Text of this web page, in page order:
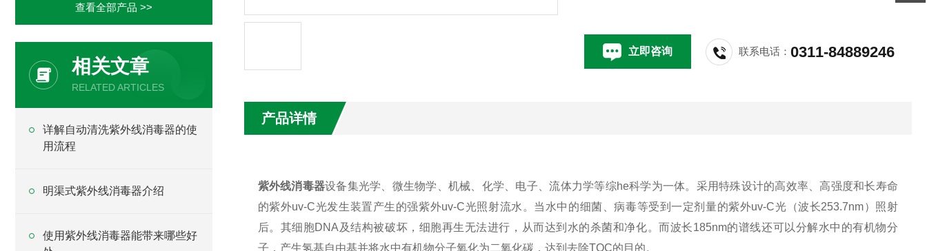
查看全部产品 >>
相关文章
RELATED ARTICLES
详解自动清洗紫外线消毒器的使
用流程
明渠式紫外线消毒器介绍
使用紫外线消毒器能带来哪些好
立即咨询 联系电话：0311-84889246
产品详情
紫外线消毒器设备集光学、微生物学、机械、化学、电子、流体力学等综he科学为一体。采用特殊设计的高效率、高强度和长寿命
的紫外uv-C光发生装置产生的强紫外uv-C光照射流水。当水中的细菌、病毒等受到一定剂量的紫外uv-C光（波长253.7nm）照射
后。其细胞DNA 及结构被破坏，细胞再生无法进行，从而达到水的杀菌和净化。而波长185nm的谱线还可以分解水中的有机物分
子，产生氢基自由基并将水中有机物分子氧化为二氧化碳，达到去除TOC的目的。